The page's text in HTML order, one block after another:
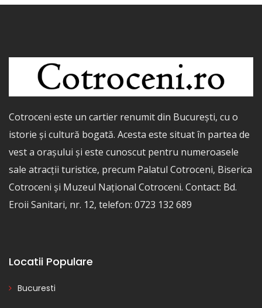
Cotroceni este un cartier renumit din București, cu o
istorie și cultură bogată. Acesta este situat în partea de
vest a orașului și este cunoscut pentru numeroasele
sale atracții turistice, precum Palatul Cotroceni, Biserica
Cotroceni și Muzeul Național Cotroceni. Contact: Bd.
Eroii Sanitari, nr. 12, telefon: 0723 132 689
Locatii Populare
Bucuresti